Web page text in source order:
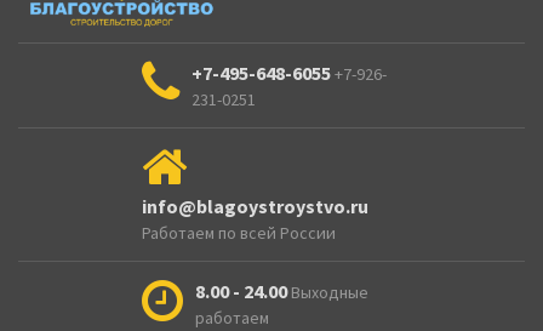
+7-495-648-6055+7-926-
231-0251
info@blagoystroystvo.ru
Работаем по всей России
8.00 - 24.00 Выходные
работаем